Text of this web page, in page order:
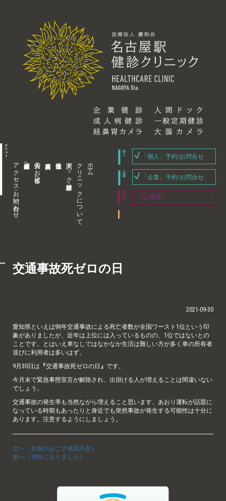
アクセス・お問い合わせ 企業内担当者様へ 個人のお客様へ 人間ドック・健康診断 クリニックについて ホーム
「個人」予約/お問合せ
「企業」予約/お問合せ
交通事故死ゼロの日
2021-09-30
愛知県といえば例年交通事故による死亡者数が全国ワースト1位という印
象がありましたが、近年は上位には入っているものの、1位ではないとの
ことです。とはいえ車なしではなかなか生活は難しい方が多く車の所有者
並びに利用者は多いはず。
9月30日は 『交通事故死ゼロの日 』 です。
今月末で緊急事態宣言が解除され、出掛ける人が増えることは間違いない
でしょう。
交通事故の発生率も当然ながら増えること思います、あおり運転が話題に
なっている時期もあったりと身近でも突然事故が発生する可能性は十分に
あります。注意するようにしましょう。
次へ（台風がおこす体調不良）
前へ（10月になりました）